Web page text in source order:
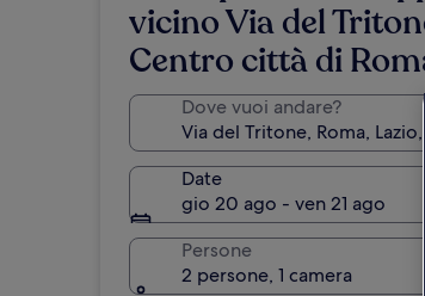
vicino Via del
Centro città di
Dove vuoi andare?
Date
gio 20 ago - ven 21 ago
Persone
2 persone, 1 camera